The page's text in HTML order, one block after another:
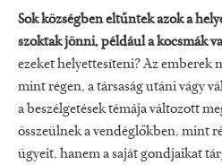
Sok községben eltűntek azok a
szoktak jönni, például a kocsmák
ezeket helyettesíteni? Az emberek
mint régen, a társaság utáni vágy
a beszélgetések témája változott
összeülnek a vendéglőkben, mint
ügyeit, hanem a saját gondjaikat